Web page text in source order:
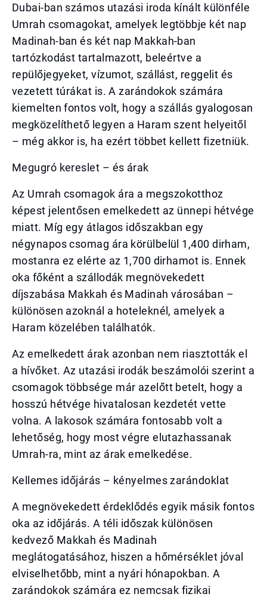
Dubai-ban számos utazási iroda kínált különféle
Umrah csomagokat, amelyek legtöbbje két nap
Madinah-ban és két nap Makkah-ban
tartózkodást tartalmazott, beleértve a
repülőjegyeket, vízumot, szállást, reggelit és
vezetett túrákat is. A zarándokok számára
kiemelten fontos volt, hogy a szállás gyalogosan
megközelíthető legyen a Haram szent helyeitől
– még akkor is, ha ezért többet kellett fizetniük.
Megugró kereslet – és árak
Az Umrah csomagok ára a megszokotthoz
képest jelentősen emelkedett az ünnepi hétvége
miatt. Míg egy átlagos időszakban egy
négynapos csomag ára körülbelül 1,400 dirham,
mostanra ez elérte az 1,700 dirhamot is. Ennek
oka főként a szállodák megnövekedett
díjszabása Makkah és Madinah városában –
különösen azoknál a hoteleknél, amelyek a
Haram közelében találhatók.
Az emelkedett árak azonban nem riasztották el
a hívőket. Az utazási irodák beszámolói szerint a
csomagok többsége már azelőtt betelt, hogy a
hosszú hétvége hivatalosan kezdetét vette
volna. A lakosok számára fontosabb volt a
lehetőség, hogy most végre elutazhassanak
Umrah-ra, mint az árak emelkedése.
Kellemes időjárás – kényelmes zarándoklat
A megnövekedett érdeklődés egyik másik fontos
oka az időjárás. A téli időszak különösen
kedvező Makkah és Madinah
meglátogatásához, hiszen a hőmérséklet jóval
elviselhetőbb, mint a nyári hónapokban. A
zarándokok számára ez nemcsak fizikai